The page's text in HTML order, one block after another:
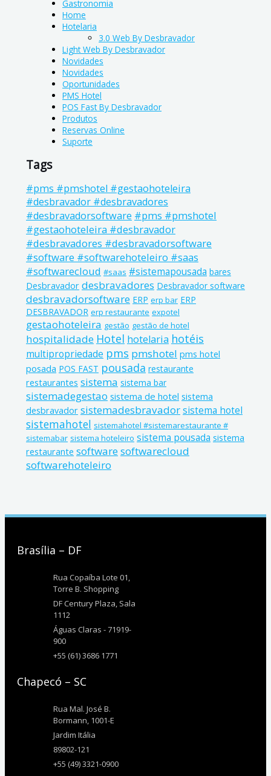
Gastronomia
Home
Hotelaria
3.0 Web By Desbravador
Light Web By Desbravador
Novidades
Novidades
Oportunidades
PMS Hotel
POS Fast By Desbravador
Produtos
Reservas Online
Suporte
Tags
#pms #pmshotel #gestaohoteleira
#desbravador #desbravadores
#desbravadorsoftware #pms #pmshotel
#gestaohoteleira #desbravador
#desbravadores #desbravadorsoftware
#software #softwarehoteleiro #saas
#softwarecloud #saas #sistemapousada bares
Desbravador desbravadores Desbravador software
desbravadorsoftware ERP erp bar ERP
DESBRAVADOR erp restaurante expotel
gestaohoteleira gestão gestão de hotel
hospitalidade Hotel hotelaria hotéis
multipropriedade pms pmshotel pms hotel
posada POS FAST pousada restaurante
restaurantes sistema sistema bar
sistemadegestao sistema de hotel sistema
desbravador sistemadesbravadorsistema hotel
sistemahotel sistemahotel #sistemarestaurante #
sistemabar sistema hoteleiro sistema pousada sistema
restaurante softwaresoftwarecloud
softwarehoteleiro
Brasília – DF
Rua Copaíba Lote 01,
Torre B. Shopping
DF Century Plaza, Sala
1112
Águas Claras - 71919-
900
+55 (61) 3686 1771
Chapecó – SC
Rua Mal. José B.
Bormann, 1001-E
Jardim Itália
89802-121
+55 (49) 3321-0900